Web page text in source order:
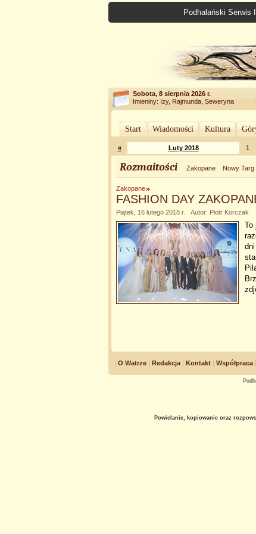
Podhalański Serwis
Sobota, 8 sierpnia 2026 r.
Imieniny: Izy, Rajmunda, Seweryna
Start Wiadomości Kultura
« Luty 2018 1
Rozmaitości Zakopane Nowy Targ
Zakopane
FASHION DAY
Piątek, 16 lutego 2018 r. Autor: Piotr Korczak
To
O Watrze Redakcja Kontakt Współpraca
Powielanie, kopiowanie oraz